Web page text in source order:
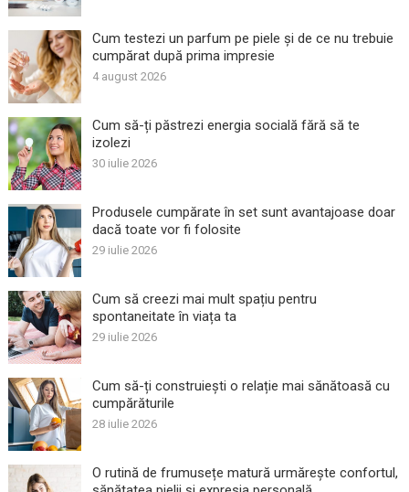
Cum testezi un parfum pe piele și de ce nu trebuie
cumpărat după prima impresie
4 august 2026
Cum să-ți păstrezi energia socială fără să te
izolezi
30 iulie 2026
Produsele cumpărate în set sunt avantajoase doar
dacă toate vor fi folosite
29 iulie 2026
Cum să creezi mai mult spațiu pentru
spontaneitate în viața ta
29 iulie 2026
Cum să-ți construiești o relație mai sănătoasă cu
cumpărăturile
28 iulie 2026
O rutină de frumusețe matură urmărește confortul,